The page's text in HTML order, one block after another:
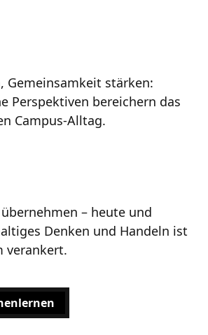
Gemeinsamkeit stärken:
Perspektiven bereichern das
Campus-Alltag.
– heute und
Denken und Handeln ist
verankert.